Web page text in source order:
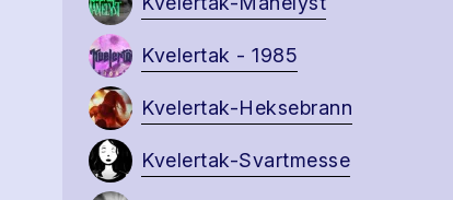
Kvelertak - 1985
Kvelertak-Heksebrann
Kvelertak-Svartmesse